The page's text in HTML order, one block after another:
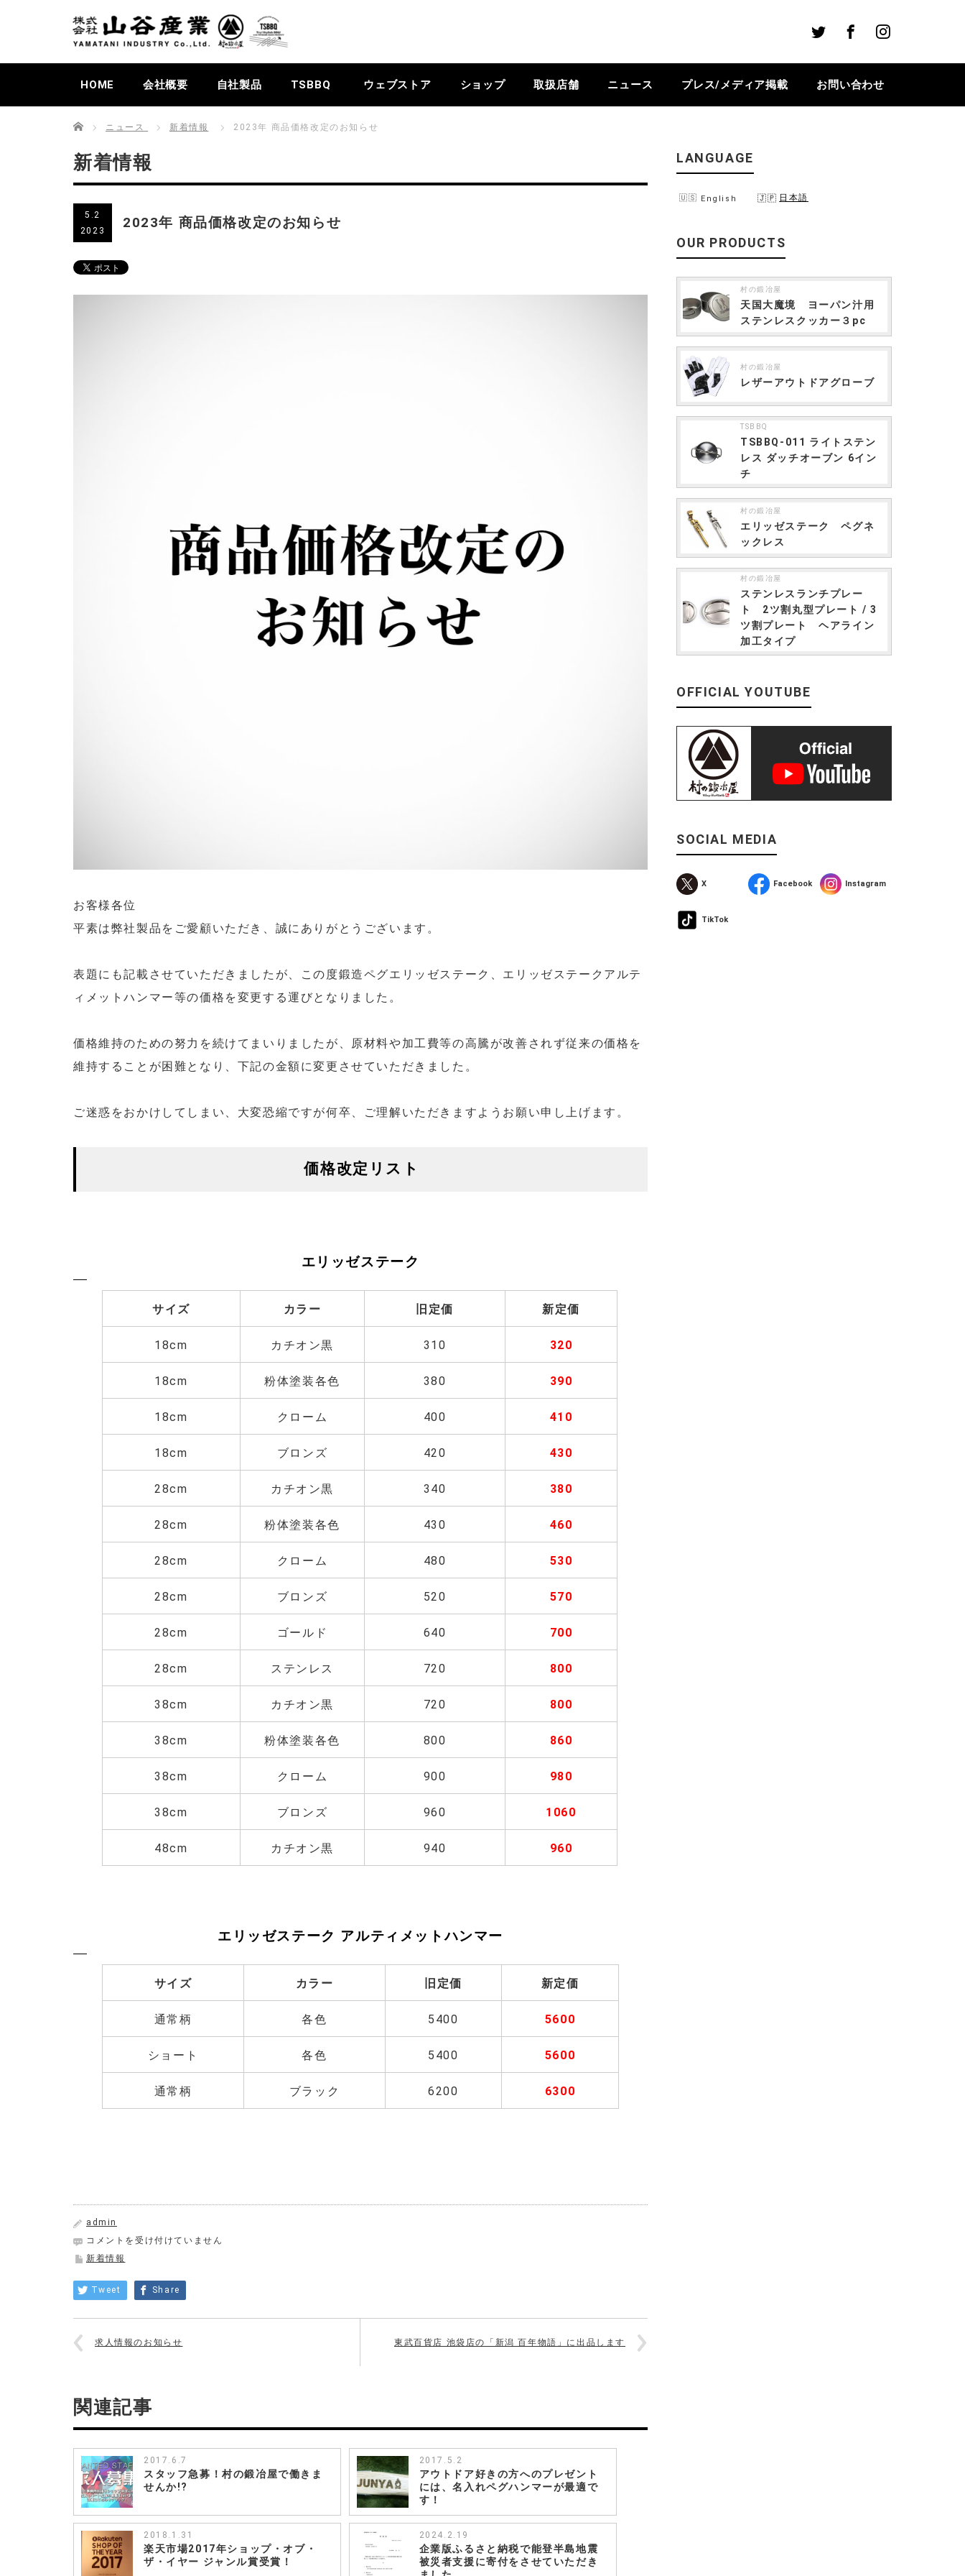
Instagram
HOME 会社概要 自社製品 TSBBQ ウェブストア ショップ 取扱店舗 ニュース プレス/メディア掲載 お問い合わせ
Home ニュース 新着情報 2023年 商品価格改定のお知らせ
新着情報
5.2
2023
2023年 商品価格改定のお知らせ
お客様各位
平素は弊社製品をご愛顧いただき、誠にありがとうございます。
表題にも記載させていただきましたが、この度鍛造ペグエリッゼステーク、エリッゼステークアルテ
ィメットハンマー等の価格を変更する運びとなりました。
価格維持のための努力を続けてまいりましたが、原材料や加工費等の高騰が改善されず従来の価格を
維持することが困難となり、下記の金額に変更させていただきました。
ご迷惑をおかけしてしまい、大変恐縮ですが何卒、ご理解いただきますようお願い申し上げます。
価格改定リスト
エリッゼステーク
サイズ カラー 旧定価 新定価
18cm カチオン黒 310 320
18cm 粉体塗装各色 380 390
18cm クローム 400 410
18cm ブロンズ 420 430
28cm カチオン黒 340 380
28cm 粉体塗装各色 430 460
28cm クローム 480 530
28cm ブロンズ 520 570
28cm ゴールド 640 700
28cm ステンレス 720 800
38cm カチオン黒 720 800
38cm 粉体塗装各色 800 860
38cm クローム 900 980
38cm ブロンズ 960 1060
48cm カチオン黒 940 960
エリッゼステーク アルティメットハンマー
サイズ カラー 旧定価 新定価
通常柄 各色 5400 5600
ショート 各色 5400 5600
通常柄 ブラック 6200 6300
admin
2023
年
品
価
改
の
せ
は
コメントを受け付けていません
新着情報
Tweet Share
求人情報のお知らせ 東武百貨店 池袋店の「新潟 百年物語」に出品します
関連記事
2017.6.7
スタッフ急募！村の鍛冶屋で働きま
せんか!?
2017.5.2
アウトドア好きの方へのプレゼント
には、名入れペグハンマーが最適で
す！
2018.1.31
楽天市場2017年ショップ・オブ・
ザ・イヤー ジャンル賞受賞！
2024.2.19
企業版ふるさと納税で能登半島地震
被災者支援に寄付をさせていただき
LANGUAGE
English 日本語
OUR PRODUCTS
村の鍛冶屋
天国大魔境 ヨーパン汁用
ステンレスクッカー３pc
村の鍛冶屋
レザーアウトドアグローブ
TSBBQ
TSBBQ-011 ライトステン
レス ダッチオーブン 6イン
チ
村の鍛冶屋
エリッゼステーク ペグネ
ックレス
村の鍛冶屋
ステンレスランチプレー
ト 2ツ割丸型プレート / 3
ツ割プレート ヘアライン
加工タイプ
OFFICIAL YOUTUBE
SOCIAL MEDIA
X Facebook Instagram
TikTok